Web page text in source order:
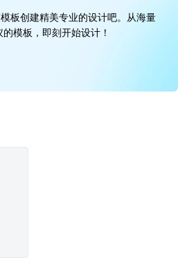
板创建精美专业的设计吧。从海量
模板，即刻开始设计！